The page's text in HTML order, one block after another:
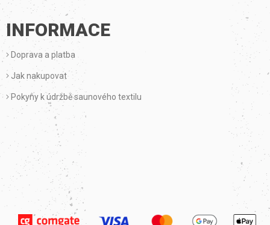
INFORMACE
Doprava a platba
Jak nakupovat
Pokyny k údržbě saunového textilu